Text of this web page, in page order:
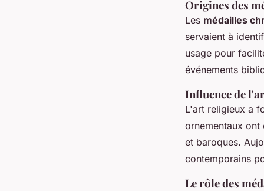
Origines des
Les médailles
servaient à
usage pour
événements
Influence de
L'art religieux a
ornementaux ont
et baroques.
contemporains
Le rôle des